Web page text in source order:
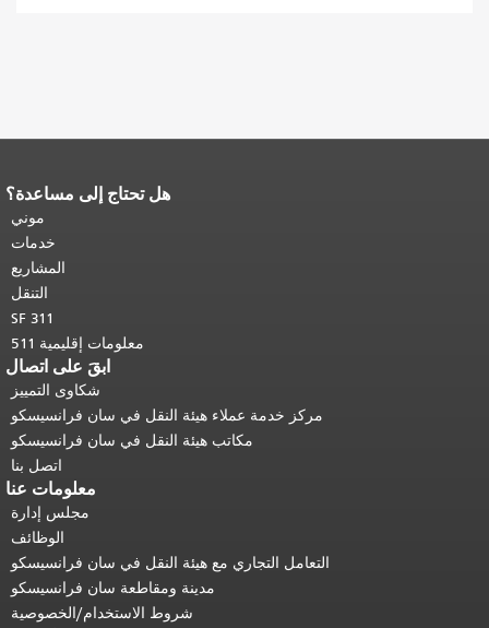
هل تحتاج إلى مساعدة؟
موني
خدمات
المشاريع
التنقل
SF 311
معلومات إقليمية 511
ابقَ على اتصال
شكاوى التمييز
مركز خدمة عملاء هيئة النقل في سان فرانسيسكو
مكاتب هيئة النقل في سان فرانسيسكو
اتصل بنا
معلومات عنا
مجلس إدارة
الوظائف
التعامل التجاري مع هيئة النقل في سان فرانسيسكو
مدينة ومقاطعة سان فرانسيسكو
شروط الاستخدام/الخصوصية